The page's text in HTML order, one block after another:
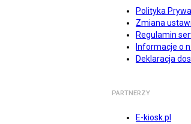
Polityka
Zmiana
Regulamin
Informacje o
Deklaracja
PARTNERZY
E-kiosk.pl